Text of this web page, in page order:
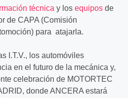
técnica y los equipos de
de CAPA (Comisión
para atajarla.
I.T.V., los automóviles
en el futuro de la mecánica y,
celebración de MOTORTEC
donde ANCERA estará